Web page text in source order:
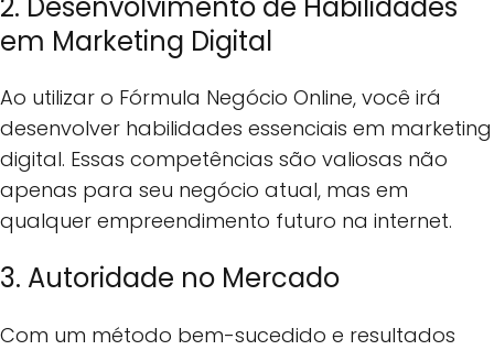
em Marketing Digital
Ao utilizar o Fórmula Negócio Online, você irá
desenvolver habilidades essenciais em marketing
digital. Essas competências são valiosas não
apenas para seu negócio atual, mas em
qualquer empreendimento futuro na internet.
3. Autoridade no Mercado
Com um método bem-sucedido e resultados